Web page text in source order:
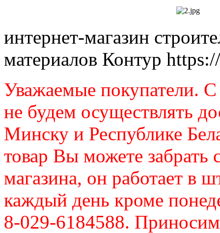
интернет-магазин
материалов Контур
Уважаемые покупатели.
не будем осуществлять
Минску и Республике
товар Вы можете забрать
магазина, он работает в
каждый день кроме
8-029-6184588. Приносим